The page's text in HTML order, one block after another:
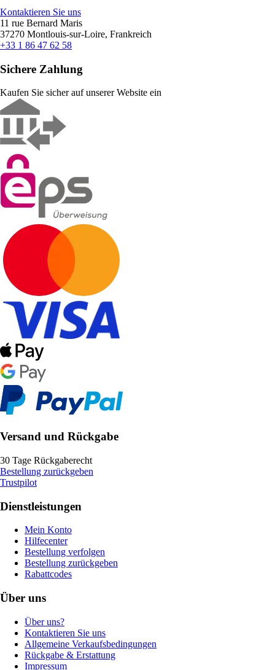
Kontaktieren Sie uns
11 rue Bernard Maris
37270 Montlouis-sur-Loire, Frankreich
+33 1 86 47 62 58
Sichere Zahlung
Kaufen Sie sicher auf unserer Website ein
Versand und Rückgabe
30 Tage Rückgaberecht
Bestellung zurückgeben
Trustpilot
Dienstleistungen
Mein Konto
Hilfecenter
Bestellung verfolgen
Bestellung zurückgeben
Rabattcodes
Über uns
Über uns?
Kontaktieren Sie uns
Allgemeine Verkaufsbedingungen
Rückgabe & Erstattung
Impressum